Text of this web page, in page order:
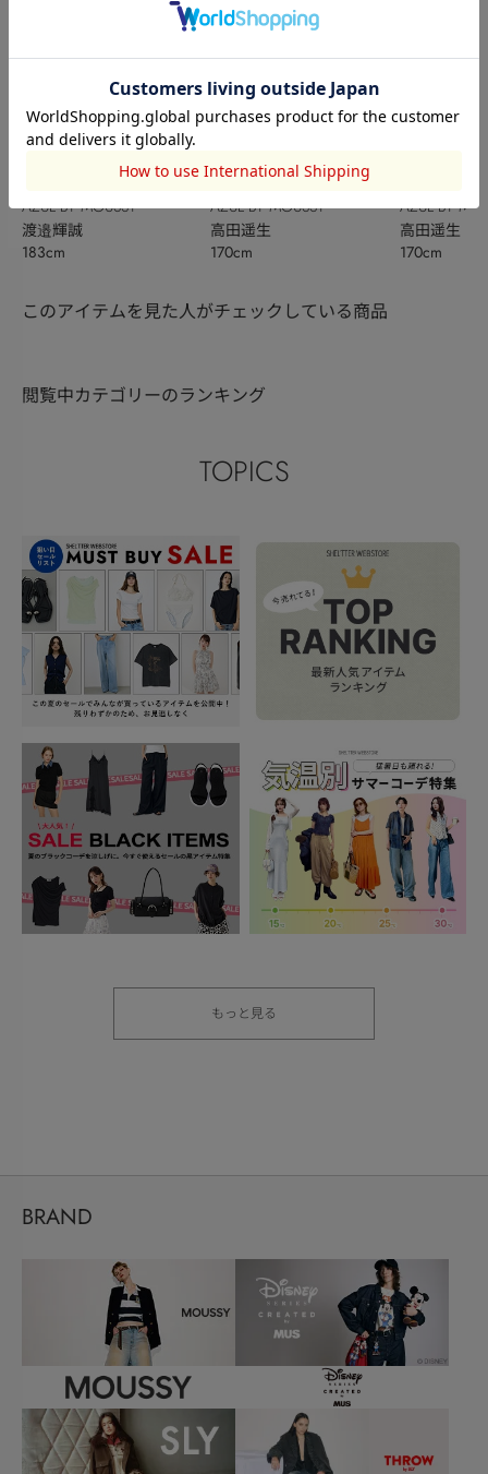
AZUL BY MOUSSY
渡邉輝誠
183cm
AZUL BY MOUSSY
高田遥生
170cm
AZUL BY
高田遥生
170cm
このアイテムを見た人がチェックしている商品
閲覧中カテゴリーのランキング
TOPICS
もっと見る
BRAND